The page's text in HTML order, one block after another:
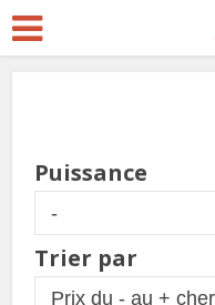
Puissance
Trier par